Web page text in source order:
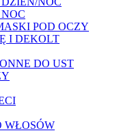
POD OCZY
I DEKOLT
DO UST
WŁOSÓW